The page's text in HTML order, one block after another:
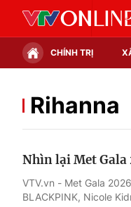
CHÍNH TRỊ
Chính trị
Thế giới đó đây
Rihanna
Nhìn lại Met
VTV.vn - Met Gala
BLACKPINK, Nicole